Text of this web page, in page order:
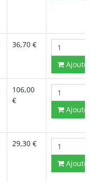
36,70 €
106,00
€
29,30 €